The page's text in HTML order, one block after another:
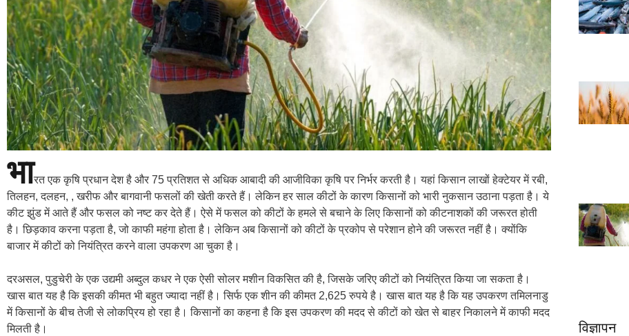
भारत एक कृषि प्रधान देश है और 75 प्रतिशत से अधिक आबादी की आजीविका कृषि पर निर्भर करती है। यहां किसान लाखों हेक्टेयर में रबी,
तिलहन, दलहन, , खरीफ और बागवानी फसलों की खेती करते हैं। लेकिन हर साल कीटों के कारण किसानों को भारी नुकसान उठाना पड़ता है। ये
कीट झुंड में आते हैं और फसल को नष्ट कर देते हैं। ऐसे में फसल को कीटों के हमले से बचाने के लिए किसानों को कीटनाशकों की जरूरत होती
है। छिड़काव करना पड़ता है, जो काफी महंगा होता है। लेकिन अब किसानों को कीटों के प्रकोप से परेशान होने की जरूरत नहीं है। क्योंकि
बाजार में कीटों को नियंत्रित करने वाला उपकरण आ चुका है।
दरअसल, पुडुचेरी के एक उद्यमी अब्दुल कधर ने एक ऐसी सोलर मशीन विकसित की है, जिसके जरिए कीटों को नियंत्रित किया जा सकता है।
खास बात यह है कि इसकी कीमत भी बहुत ज्यादा नहीं है। सिर्फ एक शीन की कीमत 2,625 रुपये है। खास बात यह है कि यह उपकरण तमिलनाडु
में किसानों के बीच तेजी से लोकप्रिय हो रहा है। किसानों का कहना है कि इस उपकरण की मदद से कीटों को खेत से बाहर निकालने में काफी मदद
मिलती है।
विज्ञापन